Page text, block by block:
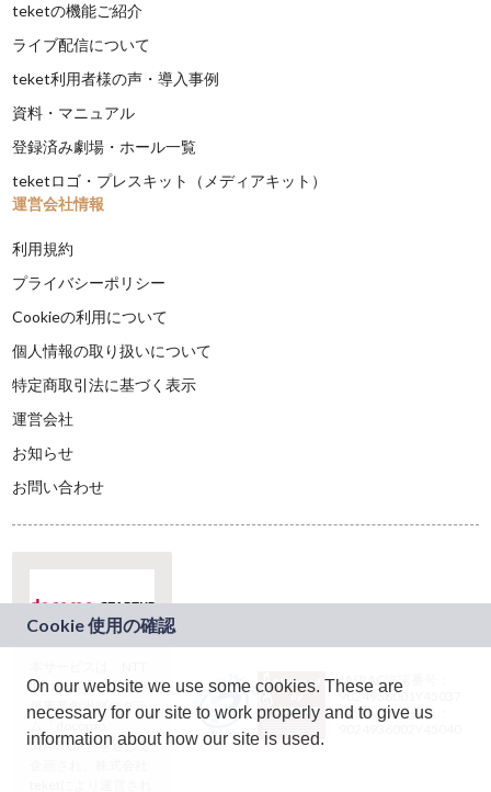
teketの機能ご紹介
ライブ配信について
teket利用者様の声・導入事例
資料・マニュアル
登録済み劇場・ホール一覧
teketロゴ・プレスキット（メディアキット）
運営会社情報
利用規約
プライバシーポリシー
Cookieの利用について
個人情報の取り扱いについて
特定商取引法に基づく表示
運営会社
お知らせ
お問い合わせ
ドコモグループの新
規事業創出プログラ
ム「docomo
STARTUP」を通じて
JASRAC許諾番号：
9024936001Y45037
JASRAC許諾番号：
On our website we use some cookies. These are
necessary for our site to work properly and to give us
information about how our site is used.